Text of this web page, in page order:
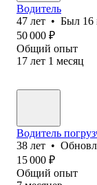
Водитель
47 лет • Был 16
50 000 ₽
Общий опыт
17 лет 1 месяц
Водитель
38 лет •
15 000 ₽
Общий опыт